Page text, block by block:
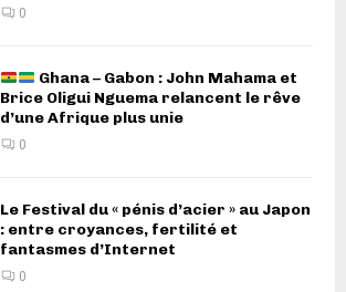
0
Ghana – Gabon : John Mahama et
Brice Oligui Nguema relancent le rêve
d’une Afrique plus unie
0
Le Festival du « pénis d’acier » au Japon
: entre croyances, fertilité et
fantasmes d’Internet
0